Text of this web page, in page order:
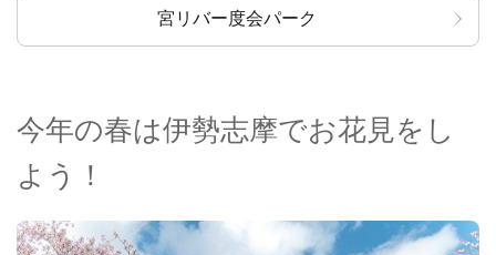
宮リバー度会パーク
今年の春は伊勢志摩でお花見をし
よう！